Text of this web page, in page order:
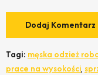
Tagi: męska odzież
prace na wysokości,